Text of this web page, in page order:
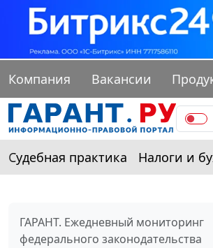
Компания Вакансии
Судебная практика Налоги и
ГАРАНТ. Ежедневный мониторинг
федерального законодательства